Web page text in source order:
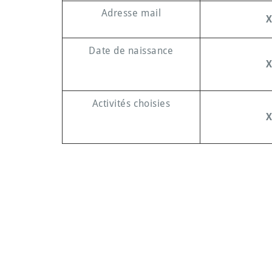
Adresse mail
X
Date de naissance
X
Activités choisies
X